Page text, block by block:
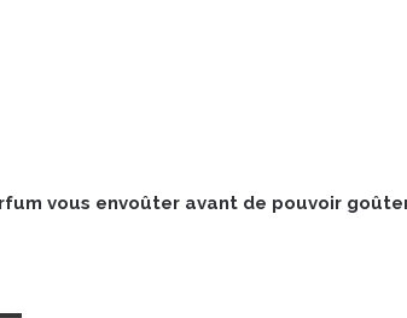
vous envoûter avant de pouvoir